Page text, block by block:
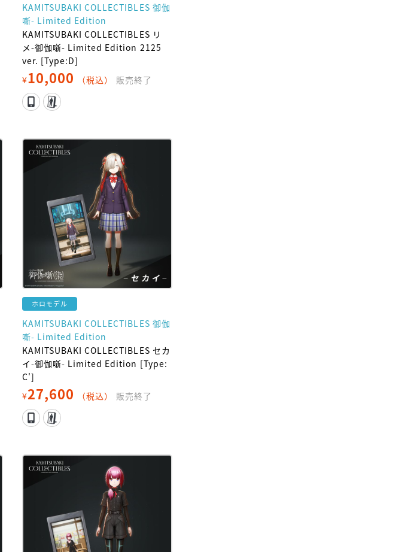
KAMITSUBAKI COLLECTIBLES 御伽
噺- Limited Edition
KAMITSUBAKI COLLECTIBLES リ
メ-御伽噺- Limited Edition 2125
ver. [Type:D]
¥10,000 （税込） 販売終了
ホロモデル
KAMITSUBAKI COLLECTIBLES 御伽
噺- Limited Edition
KAMITSUBAKI COLLECTIBLES セカ
イ-御伽噺- Limited Edition [Type:
C']
¥27,600 （税込） 販売終了